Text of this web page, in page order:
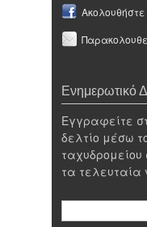
Ενημερωτικό
Εγγραφείτε
δελτίο μέσω
τα τελευταία